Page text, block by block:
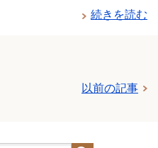
続きを読む
以前の記事